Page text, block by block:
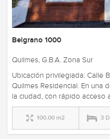
Belgrano 1000
Quilmes, G.B.A. Zona Sur
Ubicación privilegiada: Calle
Quilmes Residencial. En una
la ciudad, con rápido acceso
100,00 m2 3